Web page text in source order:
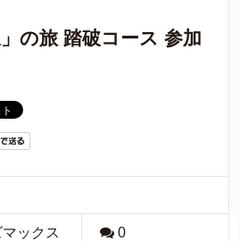
の旅 踏破コース 参加
ックス 0